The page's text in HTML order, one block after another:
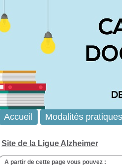
Site de la Ligue Alzheimer
A partir de cette page vous pouvez :
Accueil Modalités pratiques